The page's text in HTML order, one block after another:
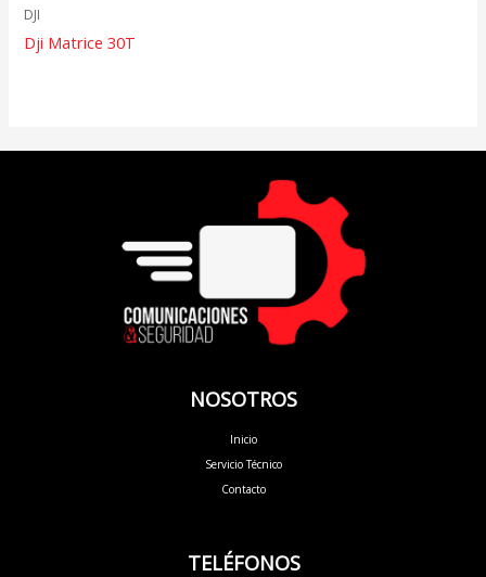
DJI
Dji Matrice 30T
NOSOTROS
Inicio
Servicio Técnico
Contacto
TELÉFONOS